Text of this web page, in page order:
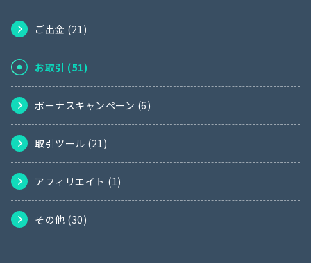
ご出金 (21)
お取引 (51)
ボーナスキャンペーン (6)
取引ツール (21)
アフィリエイト (1)
その他 (30)